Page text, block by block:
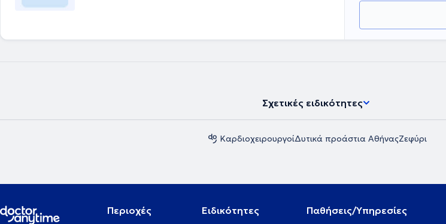
Σχετικές ειδικότητες
ΚαρδιοχειρουργοίΔυτικά προάστια ΑθήναςΖεφύρι
Περιοχές Ειδικότητες Παθήσεις/Υπηρεσίες